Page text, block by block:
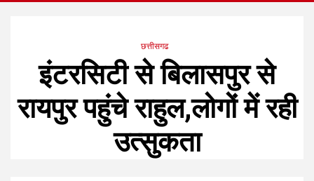
छत्तीसगढ
इंटरसिटी से बिलासपुर से
रायपुर पहुंचे राहुल,लोगों में रही
उत्सुकता